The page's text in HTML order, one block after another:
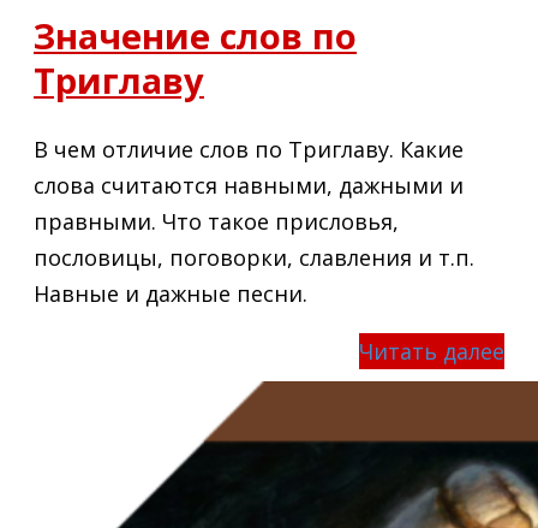
Значение слов по
Триглаву
В чем отличие слов по Триглаву. Какие
слова считаются навными, дажными и
правными. Что такое присловья,
пословицы, поговорки, славления и т.п.
Навные и дажные песни.
Читать далее